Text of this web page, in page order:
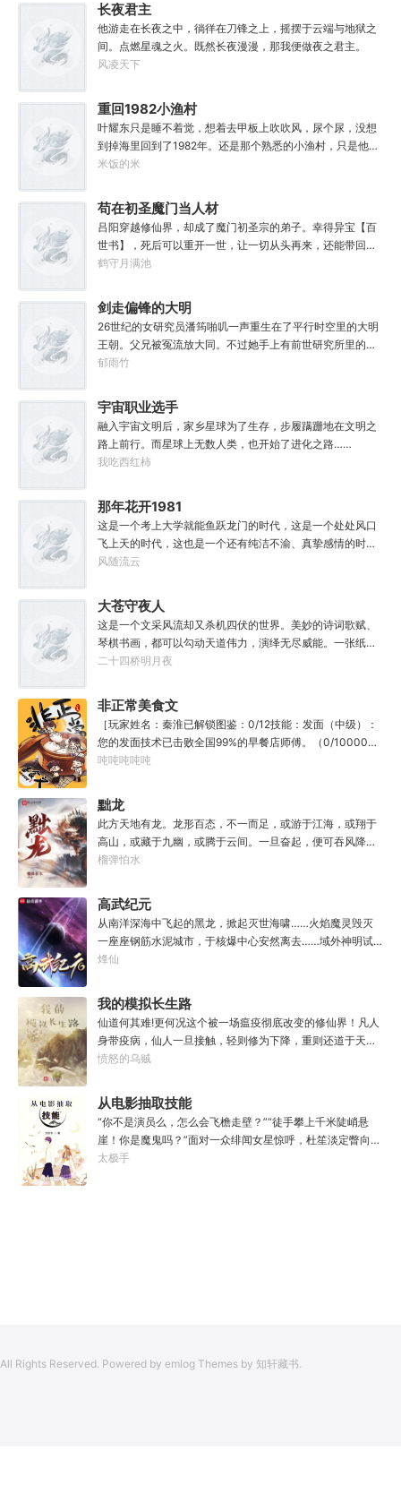
长夜君主
他游走在长夜之中，徜徉在刀锋之上，摇摆于云端与地狱之
间。点燃星魂之火。既然长夜漫漫，那我便做夜之君主。
风凌天下
重回1982小渔村
叶耀东只是睡不着觉，想着去甲板上吹吹风，尿个尿，没想
到掉海里回到了1982年。还是那个熟悉的小渔村，只是他已
经不是年轻时候的他了。混账了半辈子，这回他想好好来过
他也没什么大理想大志向，只想挽回遗憾，跟老婆好好过日
子，一家子平安喜乐就好。
米饭的米
苟在初圣魔门当人材
吕阳穿越修仙界，却成了魔门初圣宗的弟子。幸得异宝【百
世书】，死后可以重开一世，让一切从头再来，还能带回前
世的宝物，修为，寿命，甚至觉醒特殊的天赋。奈何次数有
定先在魔门苟住，一世世苦修，不成仙不出山，奈何魔门凶
险异常，遍地都是人材。第一世，吕阳惨遭师姐暗算。第二
世，好不容易反杀师姐，又遭师兄毒手。第三世，第四
世……直到百世之后，再回首，吕阳才发现自己已经成为了
一代魔道巨擘，初圣宗里最畜生的那一个。“魔门个个都是人
鹤守月满池
剑走偏锋的大明
26世纪的女研究员潘筠啪叽一声重生在了平行时空里的大明
王朝。父兄被冤流放大同。不过她手上有前世研究所里的镇
馆神器——灵境！为救家人，潘筠化身道观小道士，仗剑提
度牒。潘筠大剑拍上去：闭嘴，信不信扣你鱼仔。
郁雨竹
宇宙职业选手
融入宇宙文明后，家乡星球为了生存，步履蹒跚地在文明之
路上前行。而星球上无数人类，也开始了进化之路……
我吃西红柿
那年花开1981
这是一个考上大学就能鱼跃龙门的时代，这是一个处处风口
飞上天的时代，这也是一个还有纯洁不渝、真挚感情的时
代；只不过李野刚刚来到这个时代，却被劝着放弃高考进厂
冲刺型选手会考不上？那岂不是辜负了那么多年体育老师的
教导？”
风随流云
大苍守夜人
这是一个文采风流却又杀机四伏的世界。美妙的诗词歌赋、
琴棋书画，都可以勾动天道伟力，演绎无尽威能。一张纸可
封万载凶谷，一滴墨可将三千里海域化为永夜。林苏进入这
人毕生难以触摸的天花板，敢与诸子百家圣人争道。精智
计，察人心，演绎兵法三十六计，弹指间可换一国之君。不
知者谓他情种，知他者，言他为真性情。
二十四桥明月夜
非正常美食文
［玩家姓名：秦淮已解锁图鉴：0/12技能：发面（中级）：
您的发面技术已击败全国99%的早餐店师傅。（0/10000）
调馅（高级）：您的调馅水平已击败全国100%的早餐店师
的那一刻，美食文主角迎来了他加载成功的系统。秦淮：美
食文，早说呀，这个他熟！后来——秦淮发现这好像不是个
单纯的美食文系统。好像还加了些奇奇怪怪的东西。连带着
他看邻居、朋友、客人、员工都不太像人……不过没事。遇
事不决，先吃一口！.游戏说明：1.本游戏自由度极高，请玩
力解锁图鉴。3.一切解释归游戏所有。
吨吨吨吨吨
黜龙
此方天地有龙。龙形百态，不一而足，或游于江海，或翔于
高山，或藏于九幽，或腾于云间。一旦奋起，便可吞风降
雪，引江划河，落雷喷火，分山避海。此处人间也有龙。人
之志。一时机发，便可翻云覆雨，决势分野，定鼎问道，证
位成龙。作为一个迷路的穿越者，张行一开始也想成龙，但
后来，他发现这个行当卷的太厉害了，就决定改行，去黜落
群龙。所谓行尽天下路，使天地处处通，黜遍天下龙，使世
间人人可为龙。
榴弹怕水
高武纪元
从南洋深海中飞起的黑龙，掀起灭世海啸……火焰魔灵毁灭
一座座钢筋水泥城市，于核爆中心安然离去……域外神明试
图统治整片星海……这是人类科技高度发达的未来世界。也
源，心怀能观想星海的奇异神宫，在这个世界艰难前行。多
年以后。“我现在的飞行速度是122682米/每秒，力量爆发
是……”李源在距蓝星表层约180公里的大气层中极速飞行，
冰冷眸子盯着昏暗虚空尽头那条形似神话传说中神龙的庞然
大物：“你，应该是所有入侵半神生命体中最强的一个
烽仙
我的模拟长生路
仙道何其难!更何况这个被一场瘟疫彻底改变的修仙界！凡人
身带疫病，仙人一旦接触，轻则修为下降，重则还道于天，
于是仙凡永隔；仙法不可同修，整个修仙界成为了一个巨大
凡尘中打滚，蹉跎一生。好在临终之时终于觉醒异宝，能够
化真为假，将真实的人生转为黄粱一梦，重回刚穿越之时！
于是，李凡开始了他的漫漫长生路！第二世，李凡历时五十
载终权倾天下，但却遍寻世间而不见仙踪。只在人生的末尾
得见仙人痕迹。第三世，李凡殚精竭虑、百般谋划，却终抵
愤怒的乌贼
从电影抽取技能
“你不是演员么，怎么会飞檐走壁？”“徒手攀上千米陡峭悬
崖！你是魔鬼吗？”面对一众绯闻女星惊呼，杜笙淡定瞥向从
影片中获得的绝技：【龙象般若功（紫）：十龙十象之力，
太极手
All Rights Reserved. Powered by emlog Themes by 知轩藏书.